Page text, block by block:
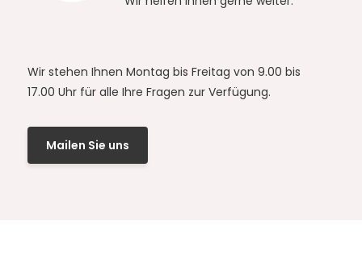
Wir stehen Ihnen Montag bis Freitag von 9.00 bis
17.00 Uhr für alle Ihre Fragen zur Verfügung.
Mailen Sie uns